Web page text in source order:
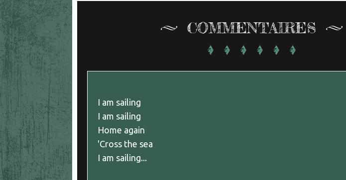
COMMENTAIRES
I am sailing
I am sailing
Home again
'Cross the sea
I am sailing...